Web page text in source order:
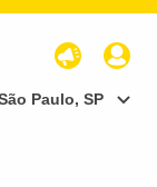
Paulo, SP